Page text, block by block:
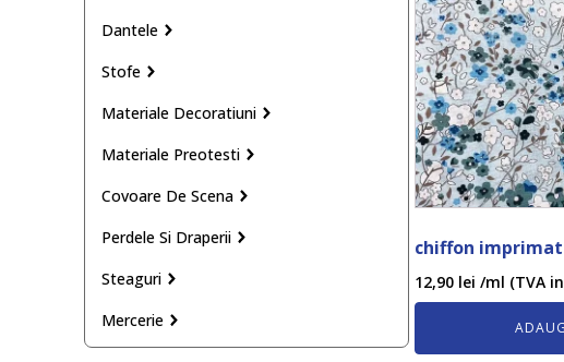
Dantele
Stofe
Materiale Decoratiuni
Materiale Preotesti
Covoare De Scena
Perdele Si Draperii
Steaguri
Mercerie
chiffon imprimat
12,90 lei /ml (TVA